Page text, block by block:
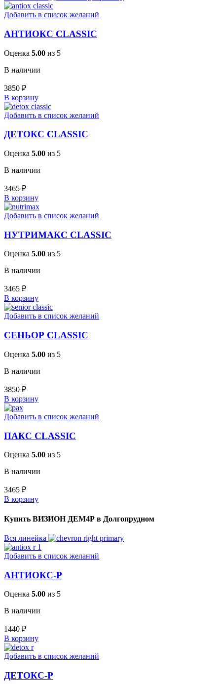
Добавить в список желаний
АНТИОКС CLASSIC
Оценка 5.00 из 5
В наличии
3850 ₽
В корзину
Добавить в список желаний
ДЕТОКС CLASSIC
Оценка 5.00 из 5
В наличии
3465 ₽
В корзину
Добавить в список желаний
НУТРИМАКС CLASSIC
Оценка 5.00 из 5
В наличии
3465 ₽
В корзину
Добавить в список желаний
СЕНЬОР CLASSIC
Оценка 5.00 из 5
В наличии
3850 ₽
В корзину
Добавить в список желаний
ПАКС CLASSIC
Оценка 5.00 из 5
В наличии
3465 ₽
В корзину
Купить ВИЗИОН ДЕМ4Р в Долгопрудном
Вся линейка
Добавить в список желаний
АНТИОКС-Р
Оценка 5.00 из 5
В наличии
1440 ₽
В корзину
Добавить в список желаний
ДЕТОКС-Р